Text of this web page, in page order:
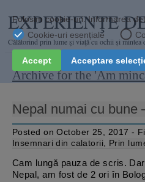
EXPERIENŢE
Călătorind prin lume şi viaţă cu ochii și mintea
Archive for the 'Am
Nepal numai cu
Posted on October 25, 2017 -
Insemnari din calatorii
Prin
Cam lungă pauza de scris.
Nepal, am fost de 2 ori în